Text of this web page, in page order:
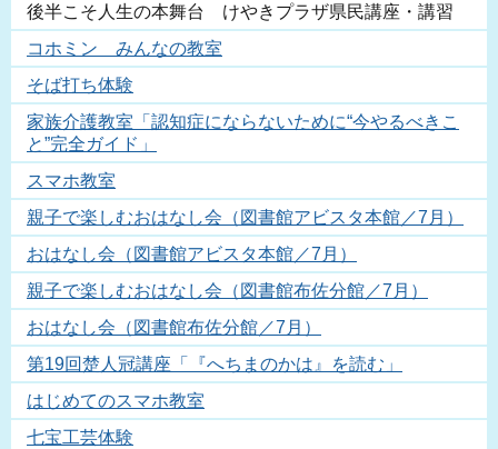
後半こそ人生の本舞台 けやきプラザ県民講座・講習
コホミン みんなの教室
そば打ち体験
家族介護教室「認知症にならないために“今やるべきこ
と”完全ガイド」
スマホ教室
親子で楽しむおはなし会（図書館アビスタ本館／7月）
おはなし会（図書館アビスタ本館／7月）
親子で楽しむおはなし会（図書館布佐分館／7月）
おはなし会（図書館布佐分館／7月）
第19回楚人冠講座「『へちまのかは』を読む」
はじめてのスマホ教室
七宝工芸体験